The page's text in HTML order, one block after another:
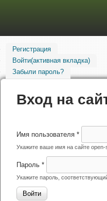
Регистрация
Войти(активная вкладка)
Забыли пароль?
Вход на
Имя пользователя *
Укажите ваше имя на сайте open-
Пароль *
Укажите пароль,